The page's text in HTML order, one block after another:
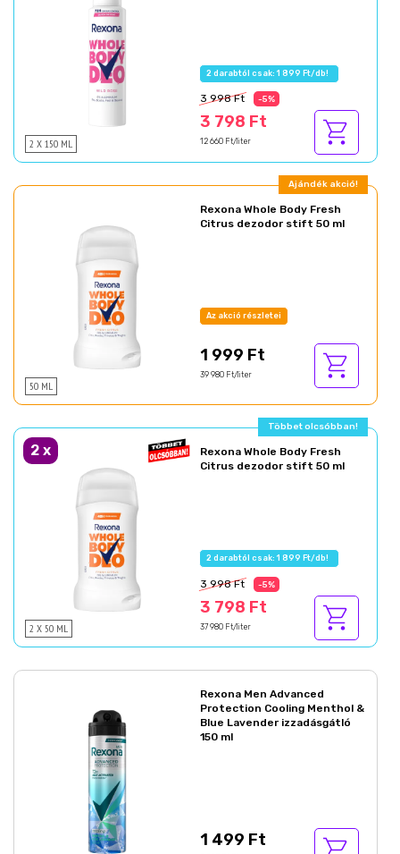
2 X 150 ML
2 darabtól csak: 1 899 Ft/db!
3 998 Ft -5%
3 798 Ft
12 660 Ft/liter
Ajándék akció!
50 ML
Rexona Whole Body Fresh
Citrus dezodor stift 50 ml
Az akció részletei
1 999 Ft
39 980 Ft/liter
Többet olcsóbban!
2 x
2 X 50 ML
Rexona Whole Body Fresh
Citrus dezodor stift 50 ml
2 darabtól csak: 1 899 Ft/db!
3 998 Ft -5%
3 798 Ft
37 980 Ft/liter
Rexona Men Advanced
Protection Cooling Menthol &
Blue Lavender izzadásgátló
150 ml
1 499 Ft